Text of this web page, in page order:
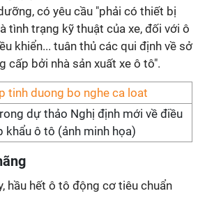
có yêu cầu "phải có thiết bị
tình trạng kỹ thuật của xe, đối với ô
khiển... tuân thủ các qui định về sở
cấp bởi nhà sản xuất xe ô tô".
dự thảo Nghị định mới về điều
khẩu ô tô (ảnh minh họa)
hầu hết ô tô động cơ tiêu chuẩn